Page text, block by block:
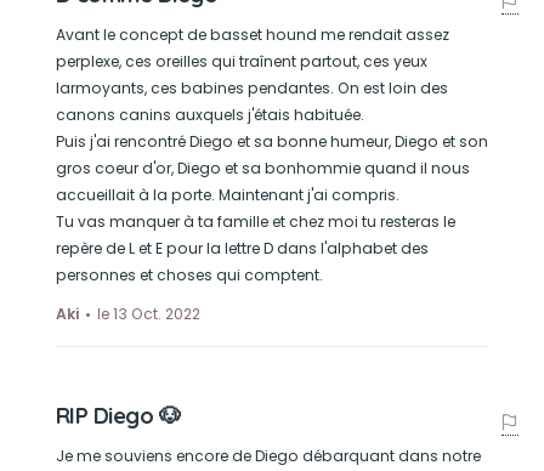
Son loisir préféré
En vrai basset hound, tantôt serpillère à longues
oreilles, tantôt chien de chasse... de miettes.
Avant le concept de basset hound me rendait assez
perplexe, ces oreilles qui traînent partout, ces yeux
larmoyants, ces babines pendantes. On est loin des
canons canins auxquels j'étais habituée.
Puis j'ai rencontré Diego et sa bonne humeur, Diego et son
gros coeur d'or, Diego et sa bonhommie quand il nous
accueillait à la porte. Maintenant j'ai compris.
Tu vas manquer à ta famille et chez moi tu resteras le
repère de L et E pour la lettre D dans l'alphabet des
personnes et choses qui comptent.
Aki
le 13 Oct. 2022
RIP Diego 🐶
Je me souviens encore de Diego débarquant dans notre